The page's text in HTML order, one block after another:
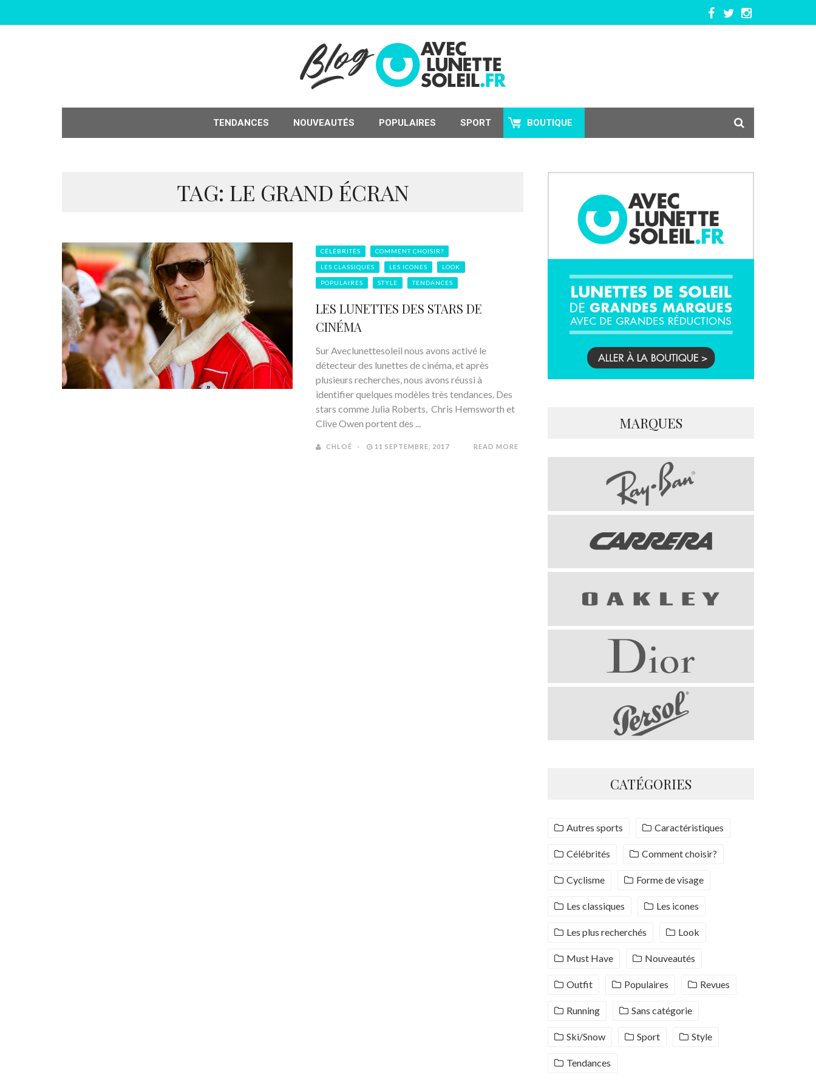
TENDANCES NOUVEAUTÉS POPULAIRES SPORT BOUTIQUE
TAG: LE GRAND ÉCRAN
CÉLÉBRITÉS COMMENT CHOISIR?
LES CLASSIQUES LES ICONES LOOK
POPULAIRES STYLE TENDANCES
LES LUNETTES DES STARS DE
CINÉMA
Sur Aveclunettesoleil nous avons activé le
détecteur des lunettes de cinéma, et après
plusieurs recherches, nous avons réussi à
identifier quelques modèles très tendances. Des
stars comme Julia Roberts, Chris Hemsworth et
Clive Owen portent des ...
CHLOÉ 11 SEPTEMBRE, 2017 READ MORE
MARQUES
CATÉGORIES
Autres sports Caractéristiques
Célébrités Comment choisir?
Cyclisme Forme de visage
Les classiques Les icones
Les plus recherchés Look
Must Have Nouveautés
Outfit Populaires Revues
Running Sans catégorie
Ski/Snow Sport Style
Tendances